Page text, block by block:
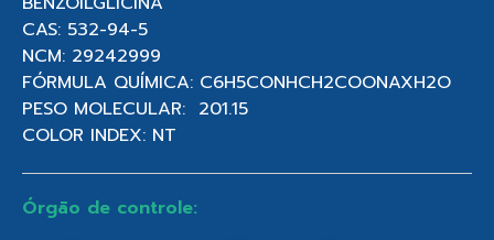
CAS: 532-94-5
NCM: 29242999
FÓRMULA QUÍMICA: C6H5CONHCH2COONAXH2O
PESO MOLECULAR: 201.15
COLOR INDEX: NT
Órgão de controle: